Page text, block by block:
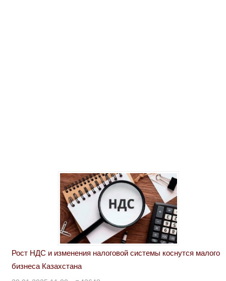
Рост НДС и изменения налоговой системы коснутся малого
бизнеса Казахстана